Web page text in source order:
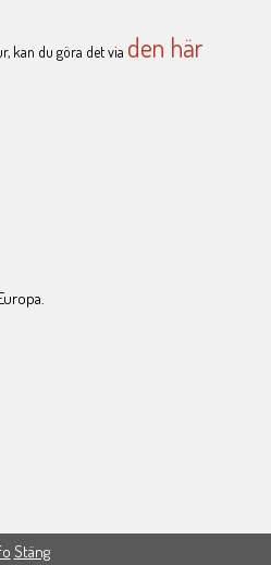
kan du göra det via den här
Stäng